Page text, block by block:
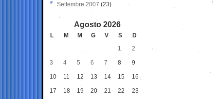
Settembre 2007 (23)
Agosto 2026
L M M G V S
D
1
2
3 4 5 6 7 8 9
10 11 12 13 14 15 16
17 18 19 20 21 22 23